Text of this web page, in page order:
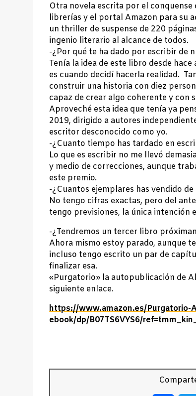
Otra novela escrita por el
librerías y el portal Amazon para su
un thriller de suspense de 220
ingenio literario al alcance de todos.
-¿Por qué te ha dado por escribir de
Tenía la idea de este libro desde
es cuando decidí hacerla realidad.
construir una historia con diez
capaz de crear algo coherente y con
Aproveché esta idea que tenía ya
2019, dirigido a autores
escritor desconocido como yo.
-¿Cuanto tiempo has tardado en
Lo que es escribir no me llevó
y medio de correcciones, aunque
este premio.
-¿Cuantos ejemplares has vendido
No tengo cifras exactas, pero del
tengo previsiones, la única intención
-¿Tendremos un tercer libro
Ahora mismo estoy parado, aunque
incluso tengo escrito un par de
finalizar esa.
«Purgatorio» la autopublicación de
siguiente enlace.
https://www.amazon.es/Purgatorio-
ebook/dp/B07TS6VYS6/